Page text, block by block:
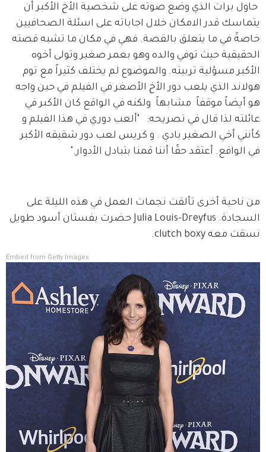
حاول برات الذي وضع صوته على شخصية الأخ الأكبر أن
يتماسك قدر الامكان خلال اجاباته على اسئلة الصحافيين
خاصةً في ما يتعلق بالقصة. فهي في مكان ما تشبه قصته
الحقيقية حيث توفي والده وهو بعمر صغير وتولى أخوه
الأكبر مسؤلية تربيته. والموضوع لم يختلف كثيراً مع توم
هولاند الذي يلعب دور الأخ الأصغر في الفيلم في حين واجه
هو أيضاً موقفاً  مشابهاً  ولكنه في الواقع كان الأكبر في
عائلته لذا قال في تصريحه:   "ألعب دوري في هذا الفيلم و
كأنني أخي الصغير بادي . و كريس لعب دور شقيقه الأكبر
في الواقع. أعتقد حقًا أننا قمنا بتبادل الأدوار."
من ناحية أخرى تألقت نجمات العمل في هذه الليلة على
السجادة. Julia Louis-Dreyfus حضرت بفستان أسود طويل
نسقت معه clutch boxy.
Embed from Getty Images